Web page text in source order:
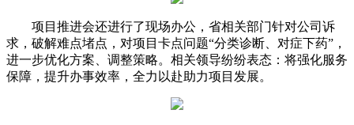
项目推进会还进行了现场办公，省相关部门针对公司诉
求，破解难点堵点，对项目卡点问题“分类诊断、对症下药”，
进一步优化方案、调整策略。相关领导纷纷表态：将强化服务
保障，提升办事效率，全力以赴助力项目发展。